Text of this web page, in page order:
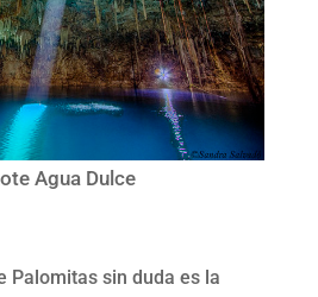
Agua Dulce
Palomitas sin duda es la